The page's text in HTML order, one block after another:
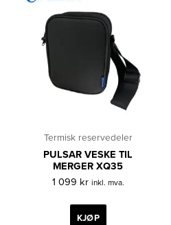
Termisk reservedeler
PULSAR VESKE TIL
MERGER XQ35
1 099 kr inkl. mva.
KJØP